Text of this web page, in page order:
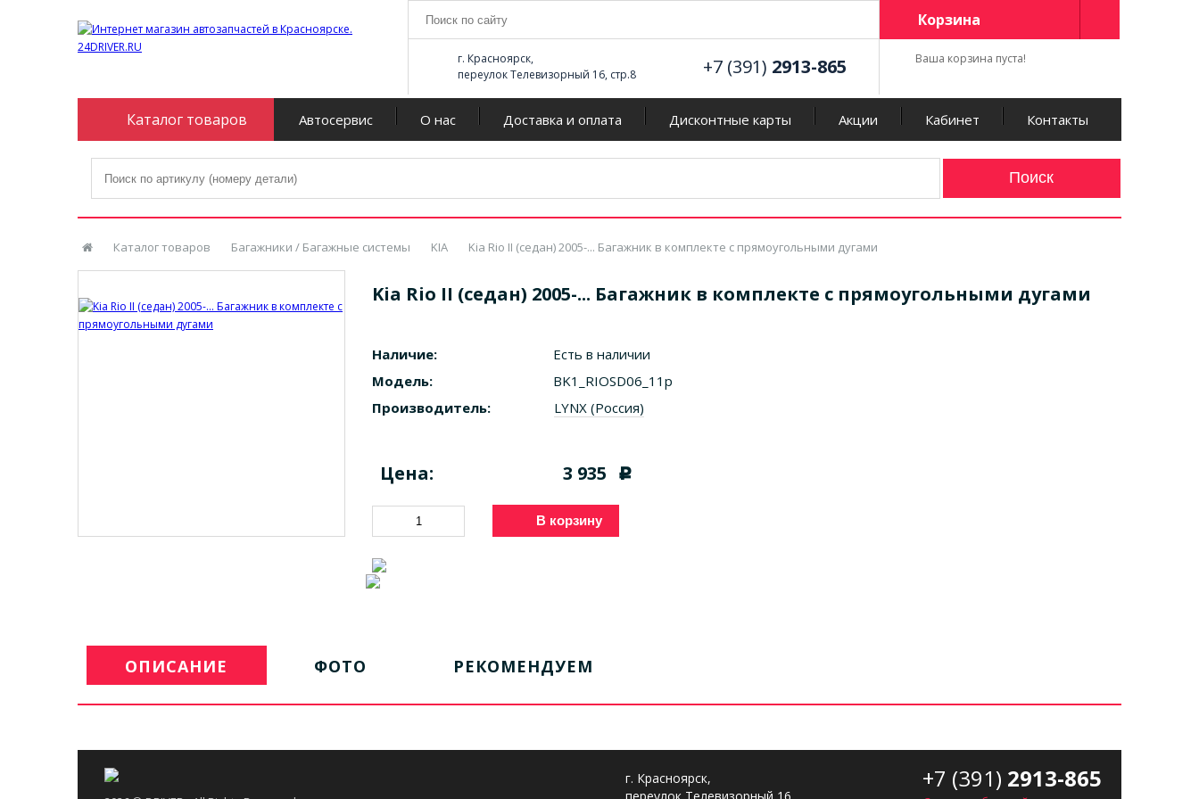
г. Красноярск,
переулок Телевизорный 16, стр.8
+7 (391) 2913-865
Корзина
Ваша корзина пуста!
Каталог товаров Автосервис О нас Доставка и оплата Дисконтные карты Акции Кабинет Контакты
Каталог товаров Багажники / Багажные системы KIA Kia Rio II (седан) 2005-... Багажник в комплекте с прямоугольными дугами
Kia Rio II (седан) 2005-... Багажник в комплекте с прямоугольными дугами
Наличие:
Есть в наличии
Модель:
BK1_RIOSD06_11p
Производитель:
LYNX (Россия)
Цена: 3 935 c
В корзину
ОПИСАНИЕ ФОТО РЕКОМЕНДУЕМ
г. Красноярск,
+7 (391) 2913-865